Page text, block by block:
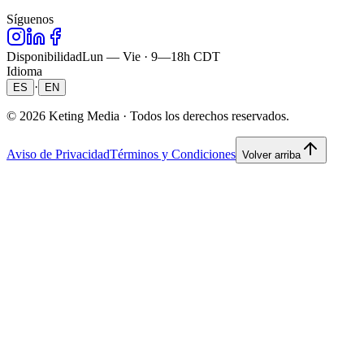
Síguenos
DisponibilidadLun — Vie · 9—18h CDT
Idioma
ES · EN
© 2026 Keting Media · Todos los derechos reservados.
Aviso de PrivacidadTérminos y Condiciones Volver arriba